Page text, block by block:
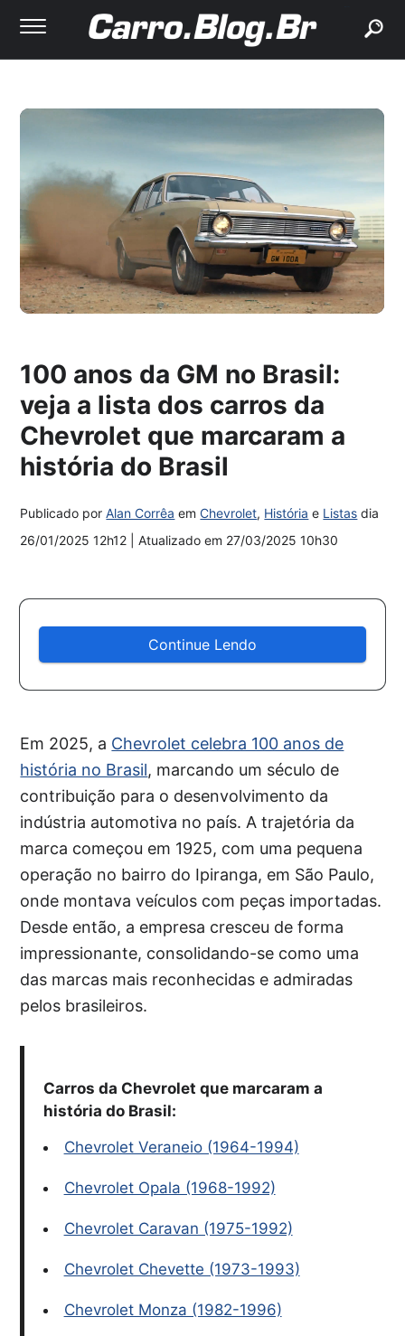
100 anos da GM no Brasil:
veja a lista dos carros da
Chevrolet que marcaram a
história do Brasil
Publicado porAlan Corrêa emChevrolet, História e Listas dia
26/01/2025 12h12
| Atualizado em 27/03/2025 10h30
Continue Lendo
Em 2025, a Chevrolet celebra 100 anos de
história no Brasil, marcando um século de
contribuição para o desenvolvimento da
indústria automotiva no país. A trajetória da
marca começou em 1925, com uma pequena
operação no bairro do Ipiranga, em São Paulo,
onde montava veículos com peças importadas.
Desde então, a empresa cresceu de forma
impressionante, consolidando-se como uma
das marcas mais reconhecidas e admiradas
pelos brasileiros.
Carros da Chevrolet que marcaram a
história do Brasil:
Chevrolet Veraneio (1964-1994)
Chevrolet Opala (1968-1992)
Chevrolet Caravan (1975-1992)
Chevrolet Chevette (1973-1993)
Chevrolet Monza (1982-1996)